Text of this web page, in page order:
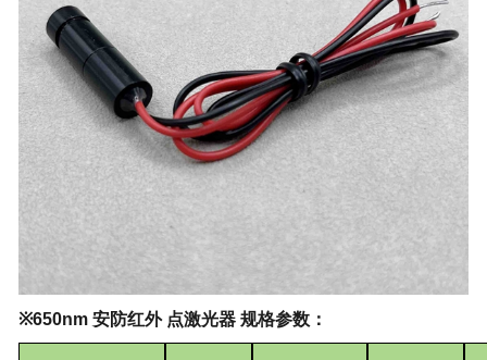
※650nm 安防红外 点激光器 规格参数：